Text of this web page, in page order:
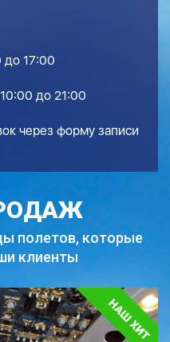
до 17:00
до 21:00
через форму записи
полетов, которые
клиенты